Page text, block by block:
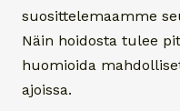
suosittelemaamme
Näin hoidosta tulee
huomioida
ajoissa.